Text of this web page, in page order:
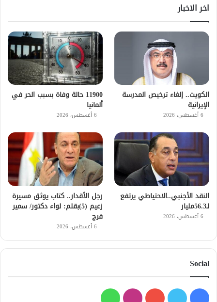
اخر الاخبار
الكويت.. إلغاء ترخيص المدرسة
الإيرانية
6 أغسطس، 2026
11900 حالة وفاة بسبب الحر في
ألمانيا
6 أغسطس، 2026
النقد الأجنبي..الاحتياطي يرتفع
لـ56.3مليار
6 أغسطس، 2026
رجل الأقدار.. كتاب يوثق مسيرة
زعيم (5)بقلم: لواء دكتور/ سمير
فرج
6 أغسطس، 2026
Social
فيسبوك
تويتر يوتيوبانستقرامواتساب